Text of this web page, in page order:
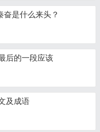
奋是什么来头？
后的一段应该
及成语